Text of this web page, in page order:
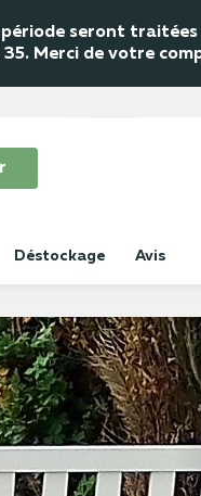
seront
Merci de votre
Déstockage Avis